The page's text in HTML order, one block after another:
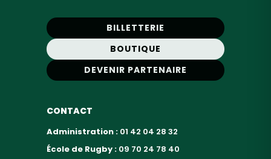
BILLETTERIE
BOUTIQUE
DEVENIR PARTENAIRE
CONTACT
Administration : 01 42 04 28 32
École de Rugby : 09 70 24 78 40